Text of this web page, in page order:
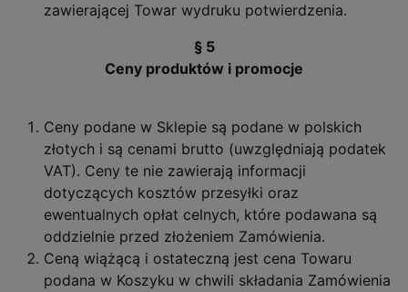
zawierającej Towar wydruku potwierdzenia.
§ 5
Ceny produktów i promocje
Ceny podane w Sklepie są podane w polskich
złotych i są cenami brutto (uwzględniają podatek
VAT). Ceny te nie zawierają informacji
dotyczących kosztów przesyłki oraz
ewentualnych opłat celnych, które podawana są
oddzielnie przed złożeniem Zamówienia.
Ceną wiążącą i ostateczną jest cena Towaru
podana w Koszyku w chwili składania Zamówienia